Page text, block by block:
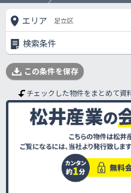
エリア 足立区
検索条件
この条件を保存
チェックした物件をまとめて資